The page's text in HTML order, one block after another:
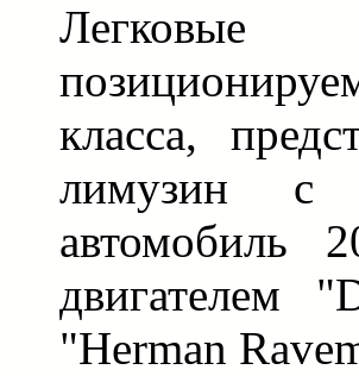
Легковые
класса,
лимузин с
автомобиль
двигателем
"Herman